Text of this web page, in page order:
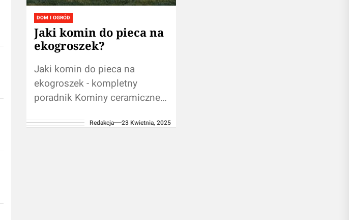
DOM I OGRÓD
Jaki komin do pieca na
ekogroszek?
Jaki komin do pieca na
ekogroszek - kompletny
poradnik Kominy ceramiczne
rozwiązaniem do kotłów na
Redakcja 23 Kwietnia, 2025